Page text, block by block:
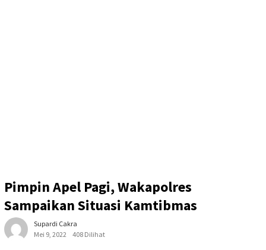
Pimpin Apel Pagi, Wakapolres
Sampaikan Situasi Kamtibmas
Supardi Cakra
Mei 9, 2022
408 Dilihat